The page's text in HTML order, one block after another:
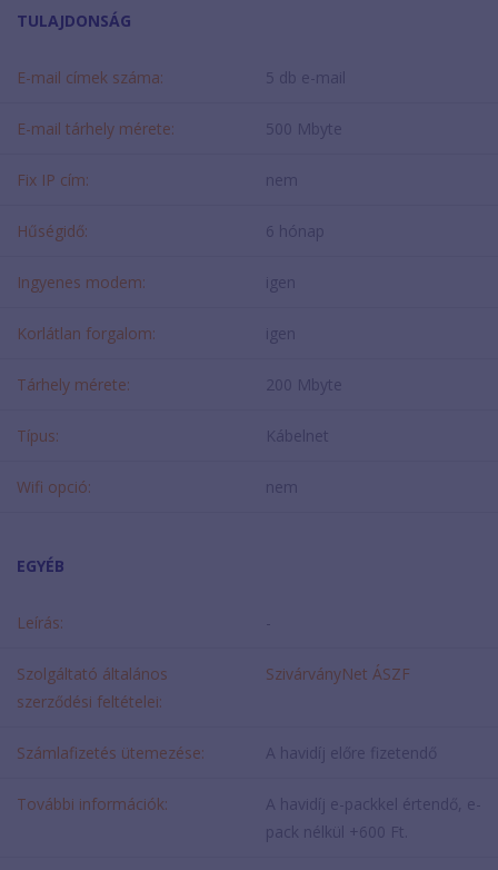
TULAJDONSÁG
E-mail címek száma: 5 db e-mail
E-mail tárhely mérete: 500 Mbyte
Fix IP cím: nem
Hűségidő: 6 hónap
Ingyenes modem: igen
Korlátlan forgalom: igen
Tárhely mérete: 200 Mbyte
Típus: Kábelnet
Wifi opció: nem
EGYÉB
Leírás: -
Szolgáltató általános
szerződési feltételei:
SzivárványNet ÁSZF
Számlafizetés ütemezése: A havidíj előre fizetendő
További információk:
A havidíj e-packkel értendő, e-
pack nélkül +600 Ft.